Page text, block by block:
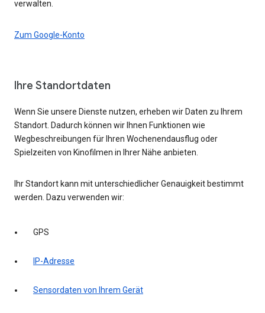
verwalten.
Zum Google-Konto
Ihre Standortdaten
Wenn Sie unsere Dienste nutzen, erheben wir Daten zu Ihrem
Standort. Dadurch können wir Ihnen Funktionen wie
Wegbeschreibungen für Ihren Wochenendausflug oder
Spielzeiten von Kinofilmen in Ihrer Nähe anbieten.
Ihr Standort kann mit unterschiedlicher Genauigkeit bestimmt
werden. Dazu verwenden wir:
GPS
IP-Adresse
Sensordaten von Ihrem Gerät